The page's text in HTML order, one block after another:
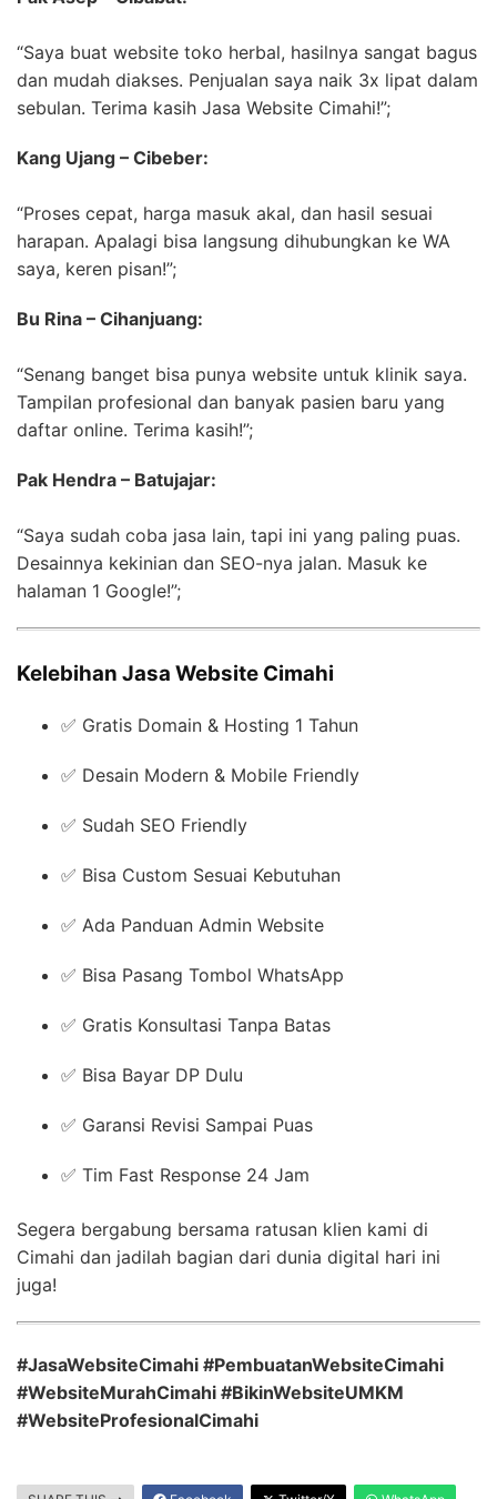
“Saya buat website toko herbal, hasilnya sangat bagus
dan mudah diakses. Penjualan saya naik 3x lipat dalam
sebulan. Terima kasih Jasa Website Cimahi!”;
Kang Ujang – Cibeber:
“Proses cepat, harga masuk akal, dan hasil sesuai
harapan. Apalagi bisa langsung dihubungkan ke WA
saya, keren pisan!”;
Bu Rina – Cihanjuang:
“Senang banget bisa punya website untuk klinik saya.
Tampilan profesional dan banyak pasien baru yang
daftar online. Terima kasih!”;
Pak Hendra – Batujajar:
“Saya sudah coba jasa lain, tapi ini yang paling puas.
Desainnya kekinian dan SEO-nya jalan. Masuk ke
halaman 1 Google!”;
Kelebihan Jasa Website Cimahi
✅ Gratis Domain & Hosting 1 Tahun
✅ Desain Modern & Mobile Friendly
✅ Sudah SEO Friendly
✅ Bisa Custom Sesuai Kebutuhan
✅ Ada Panduan Admin Website
✅ Bisa Pasang Tombol WhatsApp
✅ Gratis Konsultasi Tanpa Batas
✅ Bisa Bayar DP Dulu
✅ Garansi Revisi Sampai Puas
✅ Tim Fast Response 24 Jam
Segera bergabung bersama ratusan klien kami di
Cimahi dan jadilah bagian dari dunia digital hari ini
juga!
#JasaWebsiteCimahi #PembuatanWebsiteCimahi
#WebsiteMurahCimahi #BikinWebsiteUMKM
#WebsiteProfesionalCimahi